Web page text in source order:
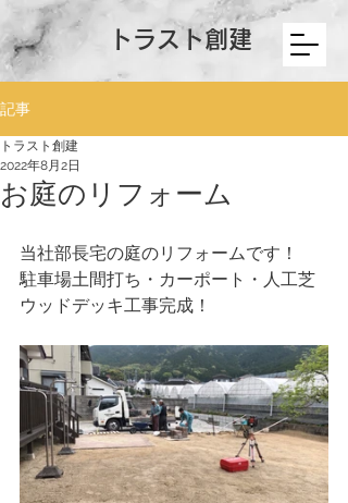
トラスト創建
記事
お庭のリフォーム
トラスト創建
2022年8月2日
当社部長宅の庭のリフォームです！
駐車場土間打ち・カーポート・人工芝
ウッドデッキ工事完成！